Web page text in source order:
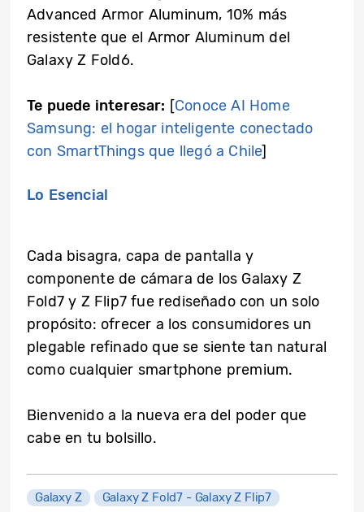
Advanced Armor Aluminum, 10% más
resistenteque el Armor Aluminum del
Galaxy Z Fold6.
Te puede interesar: [Conoce AI Home
Samsung: el hogar inteligente conectado
con SmartThings que llegó a Chile]
Lo Esencial
Cada bisagra, capa de pantalla y
componente de cámara de los Galaxy Z
Fold7 y Z Flip7 fue rediseñado con un solo
propósito: ofrecer a los consumidores un
plegable refinado que se siente tan natural
como cualquier smartphone premium.
Bienvenido a la nueva era del poder que
cabe en tu bolsillo.
Galaxy Z
Galaxy Z Fold7 - Galaxy Z Flip7